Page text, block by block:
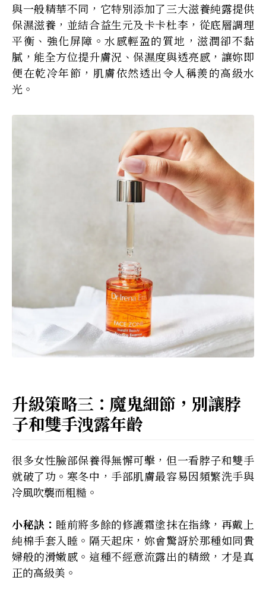
與一般精華不同，它特別添加了三大滋養純露提供
保濕滋養，並結合益生元及卡卡杜李，從底層調理
平衡、強化屏障。水感輕盈的質地，滋潤卻不黏
膩，能全方位提升膚況、保濕度與透亮感，讓妳即
便在乾冷年節，肌膚依然透出令人稱羨的高級水
光。
升級策略三：魔鬼細節，別讓脖
子和雙手洩露年齡
很多女性臉部保養得無懈可擊，但一看脖子和雙手
就破了功。寒冬中，手部肌膚最容易因頻繁洗手與
冷風吹襲而粗糙。
小秘訣： 睡前將多餘的修護霜塗抹在指緣，再戴上
純棉手套入睡。隔天起床，妳會驚訝於那種如同貴
婦般的滑嫩感。這種不經意流露出的精緻，才是真
正的高級美。